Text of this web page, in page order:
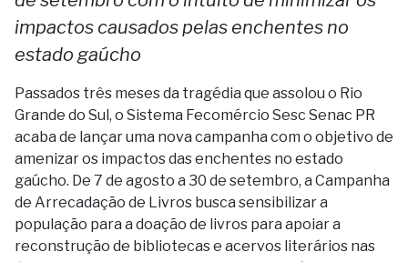
impactos causados pelas enchentes no
estado gaúcho
Passados três meses da tragédia que assolou o Rio
Grande do Sul, o Sistema Fecomércio Sesc Senac PR
acaba de lançar uma nova campanha com o objetivo de
amenizar os impactos das enchentes no estado
gaúcho. De 7 de agosto a 30 de setembro, a Campanha
de Arrecadação de Livros busca sensibilizar a
população para a doação de livros para apoiar a
reconstrução de bibliotecas e acervos literários nas